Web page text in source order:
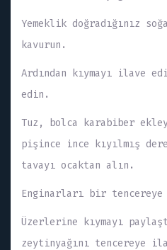
Yemeklik doğradığınız
kavurun.
Ardından kıymayı ilave
edin.
Tuz, bolca karabiber
pişince ince kıyılmış
tavayı ocaktan alın.
Enginarları bir
Üzerlerine kıymayı
zeytinyağını tencereye